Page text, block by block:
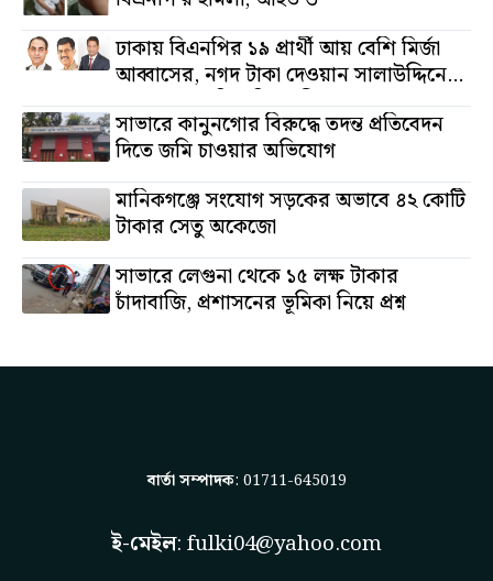
ঢাকায় বিএনপির ১৯ প্রার্থী আয় বেশি মির্জা
আব্বাসের, নগদ টাকা দেওয়ান সালাউদ্দিনের,
অস্থাবর সম্পত্তি তমিজউদ্দিনের
সাভারে কানুনগোর বিরুদ্ধে তদন্ত প্রতিবেদন
দিতে জমি চাওয়ার অভিযোগ
মানিকগঞ্জে সংযোগ সড়কের অভাবে ৪২ কোটি
টাকার সেতু অকেজো
সাভারে লেগুনা থেকে ১৫ লক্ষ টাকার
চাঁদাবাজি, প্রশাসনের ভূমিকা নিয়ে প্রশ্ন
বার্তা সম্পাদক: 01711-645019
ই-মেইল: fulki04@yahoo.com